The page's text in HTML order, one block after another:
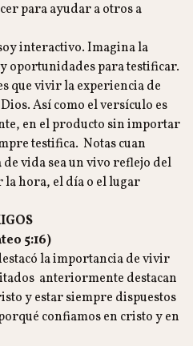
para ayudar a otros a
interactivo. Imagina la
oportunidades para testificar.
que vivir la experiencia de
Así como el versículo es
en el producto sin importar
testifica. Notas cuan
vida sea un vivo reflejo del
hora, el día o el lugar
5:16)
la importancia de vivir
anteriormente destacan
y estar siempre dispuestos
confiamos en cristo y en